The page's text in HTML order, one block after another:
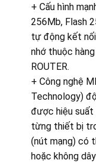
+ Cấu hình
256Mb, Flash
tự động kết
nhớ thuộc
ROUTER.
+ Công nghệ
Technology)
được hiệu suất
từng thiết bị
(nút mạng) có
hoặc không